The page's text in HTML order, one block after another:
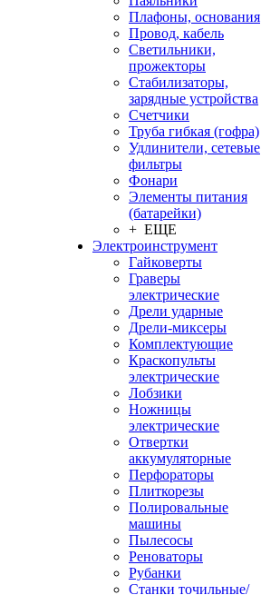
Плафоны, основания
Провод, кабель
Светильники,
прожекторы
Стабилизаторы,
зарядные устройства
Счетчики
Труба гибкая (гофра)
Удлинители, сетевые
фильтры
Фонари
Элементы питания
(батарейки)
+ ЕЩЕ
Электроинструмент
Гайковерты
Граверы
электрические
Дрели ударные
Дрели-миксеры
Комплектующие
Краскопульты
электрические
Лобзики
Ножницы
электрические
Отвертки
аккумуляторные
Перфораторы
Плиткорезы
Полировальные
машины
Пылесосы
Реноваторы
Рубанки
Станки точильные/